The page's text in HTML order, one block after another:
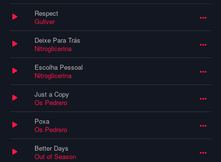
Respect
Guliver
Deixe Para Trás
Nitroglicerina
Escolha Pessoal
Nitroglicerina
Just a Copy
Os Pedrero
Poxa
Os Pedrero
Better Days
Out of Season